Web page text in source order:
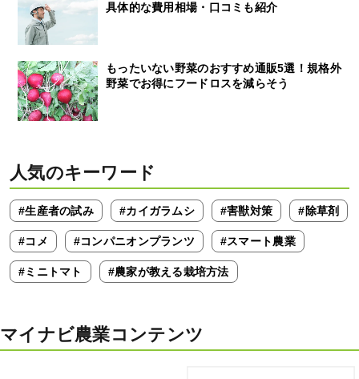
具体的な費用相場・口コミも紹介
もったいない野菜のおすすめ通販5選！規格外
野菜でお得にフードロスを減らそう
人気のキーワード
#生産者の試み #カイガラムシ #害獣対策 #除草剤
#コメ #コンパニオンプランツ #スマート農業
#ミニトマト #農家が教える栽培方法
マイナビ農業コンテンツ